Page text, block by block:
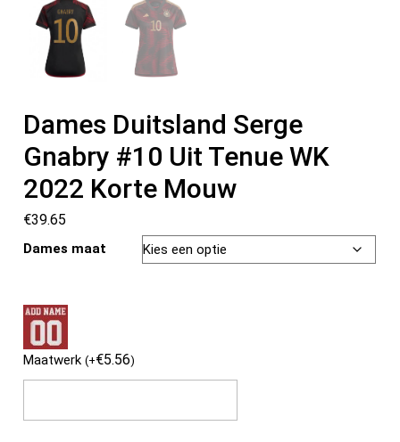
Dames Duitsland Serge
Gnabry #10 Uit Tenue WK
2022 Korte Mouw
€39.65
Dames maat
Maatwerk(+€5.56)